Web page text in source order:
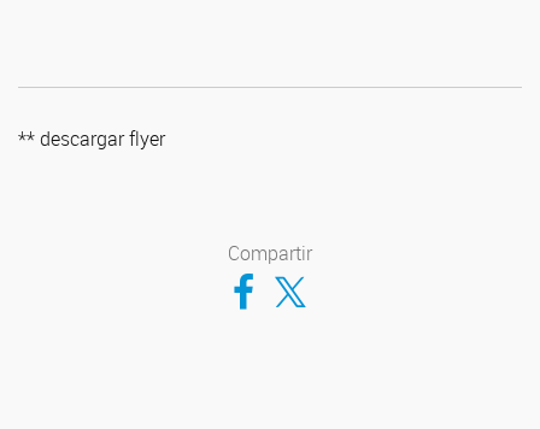
** descargar flyer
Compartir
Compartir en Facebook
Compartir en Twitter